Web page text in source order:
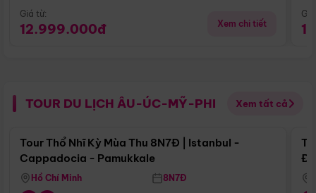
Giá từ:
12.999.000đ Xem chi tiết
TOUR DU LỊCH ÂU-ÚC-MỸ-PHI Xem tất cả
Điểm nổi bật
Tour Thổ Nhĩ Kỳ Mùa Thu 8N7Đ | Istanbul -
Cappadocia - Pamukkale
Hồ Chí Minh 8N7Đ